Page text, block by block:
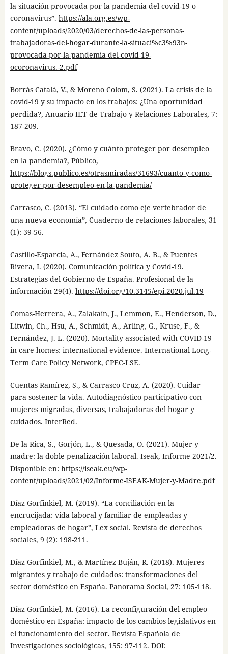
la situación provocada por la pandemia del covid-19 o
coronavirus”. https://ala.org.es/wp-
content/uploads/2020/03/derechos-de-las-personas-
trabajadoras-del-hogar-durante-la-situaci%c3%93n-
provocada-por-la-pandemia-del-covid-19-
ocoronavirus.-2.pdf
Borràs Català, V., & Moreno Colom, S. (2021). La crisis de la
covid-19 y su impacto en los trabajos: ¿Una oportunidad
perdida?, Anuario IET de Trabajo y Relaciones Laborales, 7:
187-209.
Bravo, C. (2020). ¿Cómo y cuánto proteger por desempleo
en la pandemia?, Público,
https://blogs.publico.es/otrasmiradas/31693/cuanto-y-como-
proteger-por-desempleo-en-la-pandemia/
Carrasco, C. (2013). “El cuidado como eje vertebrador de
una nueva economía”, Cuaderno de relaciones laborales, 31
(1): 39-56.
Castillo-Esparcia, A., Fernández Souto, A. B., & Puentes
Rivera, I. (2020). Comunicación política y Covid-19.
Estrategias del Gobierno de España. Profesional de la
información 29(4). https://doi.org/10.3145/epi.2020.jul.19
Comas-Herrera, A., Zalakaín, J., Lemmon, E., Henderson, D.,
Litwin, Ch., Hsu, A., Schmidt, A., Arling, G., Kruse, F., &
Fernández, J. L. (2020). Mortality associated with COVID-19
in care homes: international evidence. International Long-
Term Care Policy Network, CPEC-LSE.
Cuentas Ramírez, S., & Carrasco Cruz, A. (2020). Cuidar
para sostener la vida. Autodiagnóstico participativo con
mujeres migradas, diversas, trabajadoras del hogar y
cuidados. InterRed.
De la Rica, S., Gorjón, L., & Quesada, O. (2021). Mujer y
madre: la doble penalización laboral. Iseak, Informe 2021/2.
Disponible en: https://iseak.eu/wp-
content/uploads/2021/02/Informe-ISEAK-Mujer-y-Madre.pdf
Díaz Gorfinkiel, M. (2019). “La conciliación en la
encrucijada: vida laboral y familiar de empleadas y
empleadoras de hogar”, Lex social. Revista de derechos
sociales, 9 (2): 198-211.
Díaz Gorfinkiel, M., & Martínez Buján, R. (2018). Mujeres
migrantes y trabajo de cuidados: transformaciones del
sector doméstico en España. Panorama Social, 27: 105-118.
Díaz Gorfinkiel, M. (2016). La reconfiguración del empleo
doméstico en España: impacto de los cambios legislativos en
el funcionamiento del sector. Revista Española de
Investigaciones sociológicas, 155: 97-112. DOI: